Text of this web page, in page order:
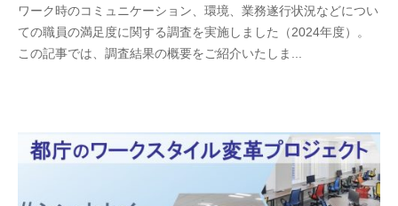
ワーク時のコミュニケーション、環境、業務遂行状況などについ
ての職員の満足度に関する調査を実施しました（2024年度）。
この記事では、調査結果の概要をご紹介いたしま...